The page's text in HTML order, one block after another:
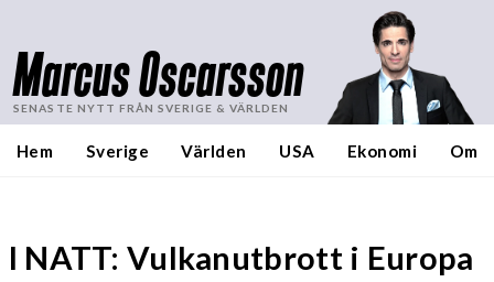
Marcus Oscarsson
SENASTE NYTT FRÅN SVERIGE & VÄRLDEN
Hem Sverige Världen USA Ekonomi Om
I NATT: Vulkanutbrott i Europa